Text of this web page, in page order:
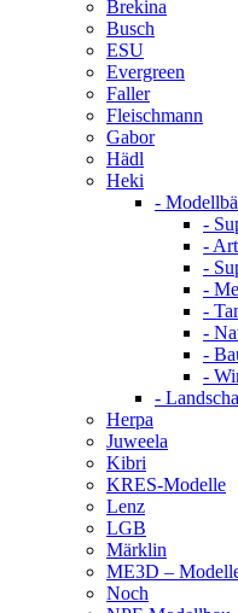
Brekina
Busch
ESU
Evergreen
Faller
Fleischmann
Gabor
Hädl
Heki
-
-
-
-
-
-
-
-
-
-
Herpa
Juweela
Kibri
KRES-Modelle
Lenz
LGB
Märklin
ME3D –
Noch